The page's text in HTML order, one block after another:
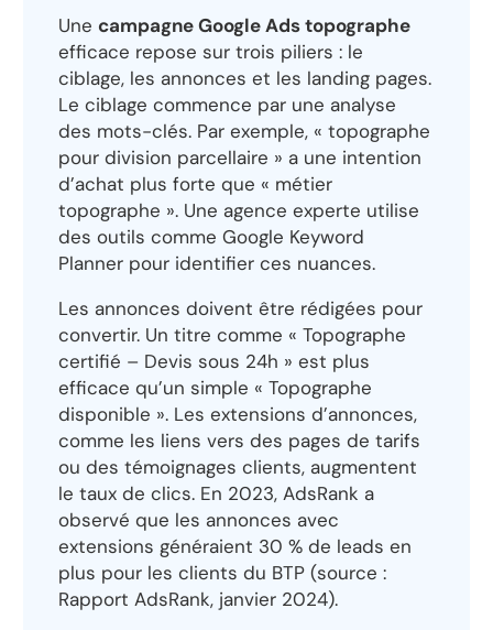
Une campagne Google Ads topographe
efficace repose sur trois piliers : le
ciblage, les annonces et les landing pages.
Le ciblage commence par une analyse
des mots-clés. Par exemple, « topographe
pour division parcellaire » a une intention
d’achat plus forte que « métier
topographe ». Une agence experte utilise
des outils comme Google Keyword
Planner pour identifier ces nuances.
Les annonces doivent être rédigées pour
convertir. Un titre comme « Topographe
certifié – Devis sous 24h » est plus
efficace qu’un simple « Topographe
disponible ». Les extensions d’annonces,
comme les liens vers des pages de tarifs
ou des témoignages clients, augmentent
le taux de clics. En 2023, AdsRank a
observé que les annonces avec
extensions généraient 30 % de leads en
plus pour les clients du BTP (source :
Rapport AdsRank, janvier 2024).